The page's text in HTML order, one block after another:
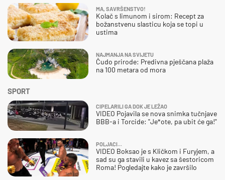
SPORT
CIPELARILI GA DOK JE LEŽAO
VIDEO Pojavila se nova snimka tučnjave
BBB-a i Torcide: "Je*ote, pa ubit će ga!"
POLJACI...
VIDEO Boksao je s Kličkom i Furyjem, a
sad su ga stavili u kavez sa šestoricom
Roma! Pogledajte kako je završilo
MA, SAVRŠENSTVO!
Kolač s limunom i sirom: Recept za
božanstvenu slasticu koja se topi u
ustima
NAJMANJA NA SVIJETU
Čudo prirode: Predivna pješčana plaža
na 100 metara od mora